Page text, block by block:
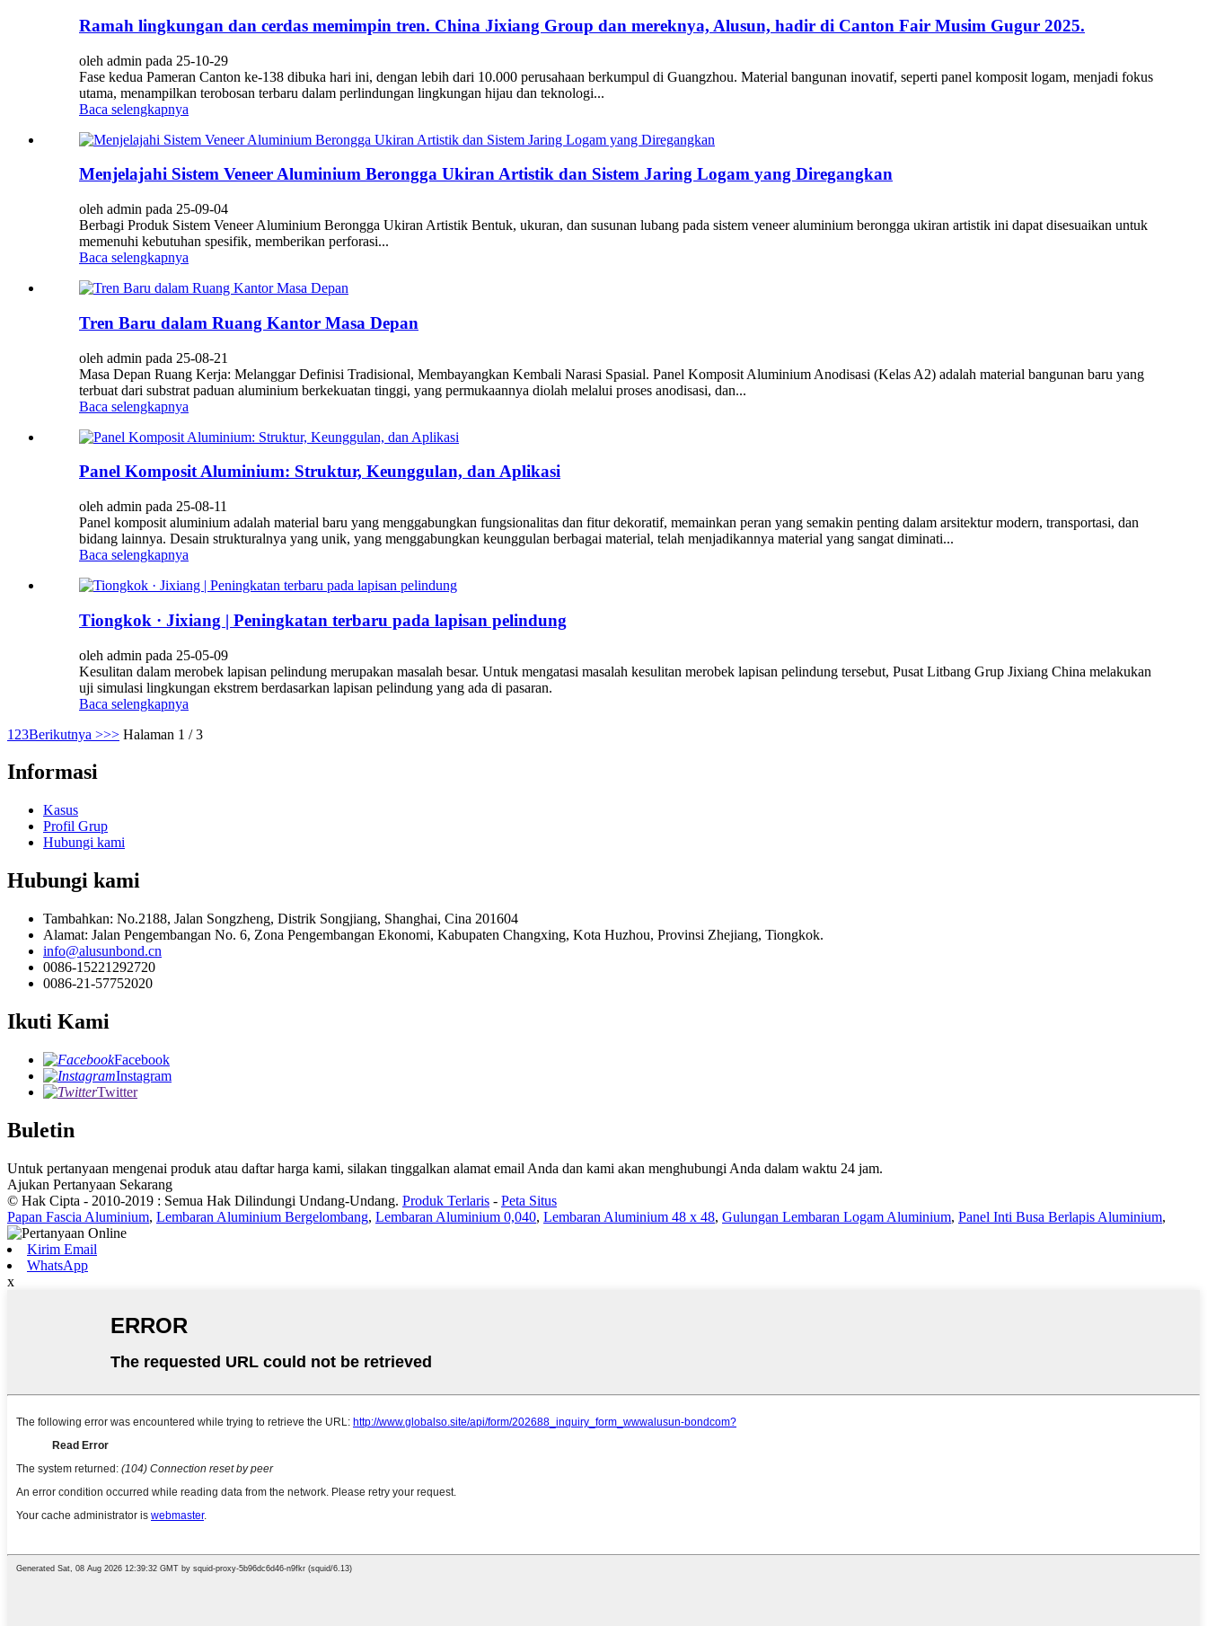
Ramah lingkungan dan cerdas memimpin tren. China Jixiang Group dan mereknya, Alusun, hadir di Canton Fair Musim Gugur 2025.
oleh admin pada 25-10-29
Fase kedua Pameran Canton ke-138 dibuka hari ini, dengan lebih dari 10.000 perusahaan berkumpul di Guangzhou. Material bangunan inovatif, seperti panel komposit logam, menjadi fokus
utama, menampilkan terobosan terbaru dalam perlindungan lingkungan hijau dan teknologi...
Baca selengkapnya
Menjelajahi Sistem Veneer Aluminium Berongga Ukiran Artistik dan Sistem Jaring Logam yang Diregangkan
oleh admin pada 25-09-04
Berbagi Produk Sistem Veneer Aluminium Berongga Ukiran Artistik Bentuk, ukuran, dan susunan lubang pada sistem veneer aluminium berongga ukiran artistik ini dapat disesuaikan untuk
memenuhi kebutuhan spesifik, memberikan perforasi...
Baca selengkapnya
Tren Baru dalam Ruang Kantor Masa Depan
oleh admin pada 25-08-21
Masa Depan Ruang Kerja: Melanggar Definisi Tradisional, Membayangkan Kembali Narasi Spasial. Panel Komposit Aluminium Anodisasi (Kelas A2) adalah material bangunan baru yang
terbuat dari substrat paduan aluminium berkekuatan tinggi, yang permukaannya diolah melalui proses anodisasi, dan...
Baca selengkapnya
Panel Komposit Aluminium: Struktur, Keunggulan, dan Aplikasi
oleh admin pada 25-08-11
Panel komposit aluminium adalah material baru yang menggabungkan fungsionalitas dan fitur dekoratif, memainkan peran yang semakin penting dalam arsitektur modern, transportasi, dan
bidang lainnya. Desain strukturalnya yang unik, yang menggabungkan keunggulan berbagai material, telah menjadikannya material yang sangat diminati...
Baca selengkapnya
Tiongkok · Jixiang | Peningkatan terbaru pada lapisan pelindung
oleh admin pada 25-05-09
Kesulitan dalam merobek lapisan pelindung merupakan masalah besar. Untuk mengatasi masalah kesulitan merobek lapisan pelindung tersebut, Pusat Litbang Grup Jixiang China melakukan
uji simulasi lingkungan ekstrem berdasarkan lapisan pelindung yang ada di pasaran.
Baca selengkapnya
1 23Berikutnya >>> Halaman 1 / 3
Informasi
Kasus
Profil Grup
Hubungi kami
Hubungi kami
Tambahkan: No.2188, Jalan Songzheng, Distrik Songjiang, Shanghai, Cina 201604
Alamat: Jalan Pengembangan No. 6, Zona Pengembangan Ekonomi, Kabupaten Changxing, Kota Huzhou, Provinsi Zhejiang, Tiongkok.
info@alusunbond.cn
0086-15221292720
0086-21-57752020
Ikuti Kami
Facebook
Instagram
Twitter
Buletin
Untuk pertanyaan mengenai produk atau daftar harga kami, silakan tinggalkan alamat email Anda dan kami akan menghubungi Anda dalam waktu 24 jam.
Ajukan Pertanyaan Sekarang
© Hak Cipta - 2010-2019 : Semua Hak Dilindungi Undang-Undang. Produk Terlaris - Peta Situs
Papan Fascia Aluminium, Lembaran Aluminium Bergelombang, Lembaran Aluminium 0,040, Lembaran Aluminium 48 x 48, Gulungan Lembaran Logam Aluminium, Panel Inti Busa Berlapis Aluminium,
Kirim Email
WhatsApp
x